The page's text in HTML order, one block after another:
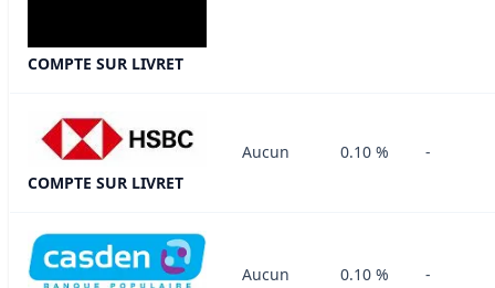
COMPTE SUR LIVRET
COMPTE SUR LIVRET
Aucun 0.10 % -
Aucun 0.10 % -